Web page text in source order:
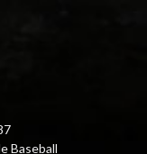
Baseball